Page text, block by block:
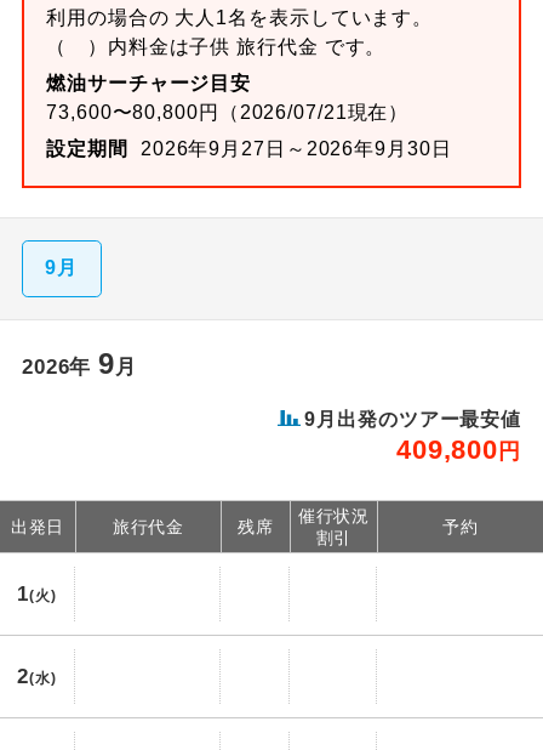
利用の場合の 大人1名を表示しています。
（ ）内料金は子供 旅行代金 です。
燃油サーチャージ目安
73,600〜80,800円（2026/07/21現在）
設定期間
2026年9月27日～2026年9月30日
9月
2026年 9月
9月出発のツアー最安値
409,800 円
出発日 旅行代金 残席
催行状況
割引
予約
1(火)
2(水)